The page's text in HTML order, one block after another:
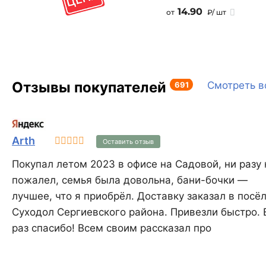
сопротивлением
теплопередаче. После
любую другую облицовочную
систему утепления KAIMAN®
38 не имеет аналогов в России.
от 14.90 ₽/ шт
Отзывы покупателей 691 Смотреть
Arth Оставить отзыв
Покупал летом 2023 в офисе на Садовой, ни разу
пожалел, семья была довольна, бани-бочки —
лучшее, что я приобрёл. Доставку заказал в
Суходол Сергиевского района. Привезли быстро.
раз спасибо! Всем своим рассказал про